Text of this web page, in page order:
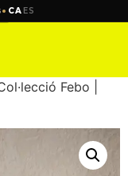
CA ES
Febo |